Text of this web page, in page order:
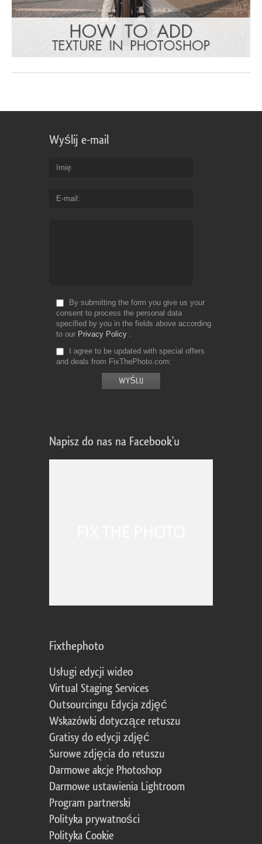
Wyślij e-mail
Imię
E-mail
By submitting the form you give us your
consent to process the personal data
specified by you in the fields above according
to our Privacy Policy
I agree to be updated with special offers
and deals from FixThePhoto.com
Napisz do nas na Facebook'u
Fixthephoto
Usługi edycji wideo
Virtual Staging Services
Outsourcingu Edycja zdjęć
Wskazówki dotyczące retuszu
Gratisy do edycji zdjęć
Surowe zdjęcia do retuszu
Darmowe akcje Photoshop
Darmowe ustawienia Lightroom
Program partnerski
Polityka prywatności
Polityka Cookie